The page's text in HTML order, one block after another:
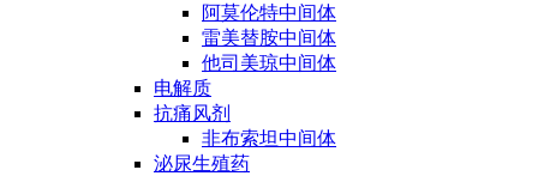
阿莫伦特中间体
雷美替胺中间体
他司美琼中间体
电解质
抗痛风剂
非布索坦中间体
泌尿生殖药